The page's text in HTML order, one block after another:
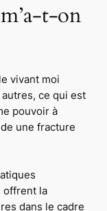
m’a-t-on
vivant moi
ce qui est
pouvoir à
une fracture
offrent la
dans le cadre